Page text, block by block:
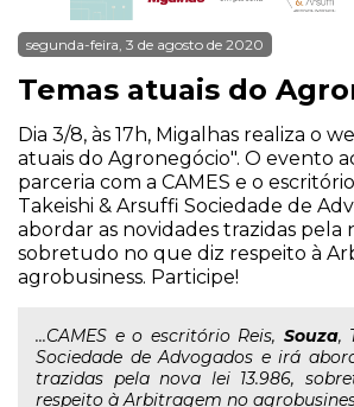
segunda-feira, 3 de agosto de 2020
Temas atuais do
Dia 3/8, às 17h, Migalhas realiza o
atuais do Agronegócio". O evento
parceria com a CAMES e o
Takeishi & Arsuffi Sociedade de
abordar as novidades trazidas pela
sobretudo no que diz respeito à
agrobusiness. Participe!
...CAMES e o escritório Reis, Souza,
Sociedade de Advogados e irá
trazidas pela nova lei 13.986,
respeito à Arbitragem no